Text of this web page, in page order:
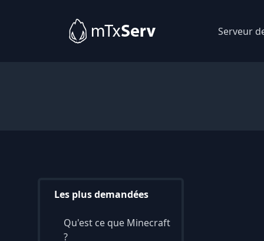
Serveur
Les plus demandées
Qu'est ce que Minecraft
?